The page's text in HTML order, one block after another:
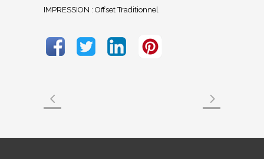
IMPRESSION : Offset Traditionnel